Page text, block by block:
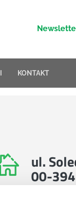
KONTAKT
ul.
00-